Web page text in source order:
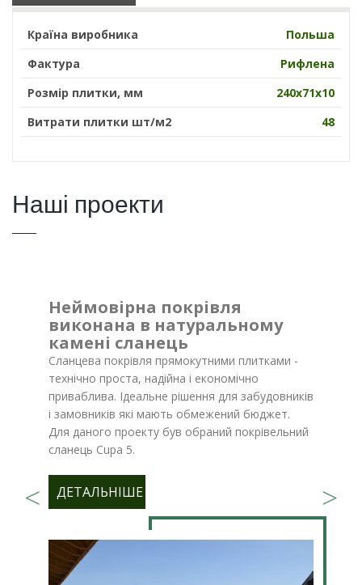
Країна виробника
Польша
Фактура
Рифлена
Розмір плитки, мм
240х71х10
Витрати плитки шт/м2
48
Наші проекти
Неймовірна покрівля
виконана в натуральному
камені сланець
Сланцева покрівля прямокутними плитками -
технічно проста, надійна і економічно
приваблива. Ідеальне рішення для забудовників
і замовників які мають обмежений бюджет.
Для даного проекту був обраний покрівельний
сланець Cupa 5.
ДЕТАЛЬНІШЕ